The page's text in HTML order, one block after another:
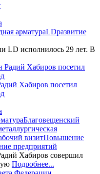
арматураLDразвитие
LD исполнилось 29 лет. В
Хабиров посетил
Благовещенский
визитПовышение
предприятий
Хабиров совершил
Подробнее...